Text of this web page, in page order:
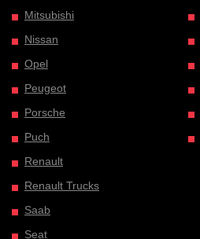
Mitsubishi
Nissan
Opel
Peugeot
Porsche
Puch
Renault
Renault Trucks
Saab
Seat